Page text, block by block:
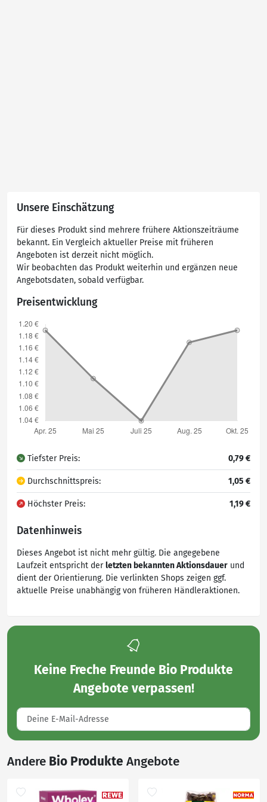
Unsere Einschätzung
Für dieses Produkt sind mehrere frühere Aktionszeiträume
bekannt. Ein Vergleich aktueller Preise mit früheren
Angeboten ist derzeit nicht möglich.
Wir beobachten das Produkt weiterhin und ergänzen neue
Angebotsdaten, sobald verfügbar.
Preisentwicklung
Tiefster Preis: 0,79 €
Durchschnittspreis: 1,05 €
Höchster Preis: 1,19 €
Datenhinweis
Dieses Angebot ist nicht mehr gültig. Die angegebene
Laufzeit entspricht derletzten bekannten Aktionsdauer und
dient der Orientierung. Die verlinkten Shops zeigen ggf.
aktuelle Preise unabhängig von früheren Händleraktionen.
Keine Freche Freunde Bio Produkte
Angebote verpassen!
Andere Bio Produkte Angebote